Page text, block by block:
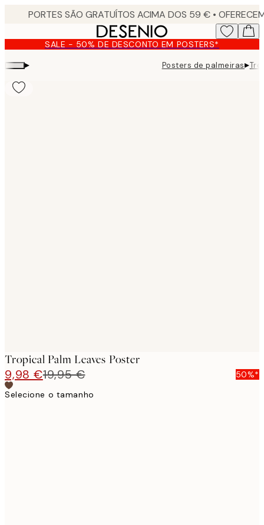
content. SALE - 50% DE DESCONTO EM POSTERS*
▸ Posters de palmeiras▸
Tropical Palm Leaves Poster
9,98 €19,95 €
50%*
Selecione o tamanho